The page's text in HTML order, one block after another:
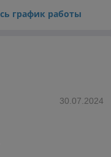
график работы
30.07.2024